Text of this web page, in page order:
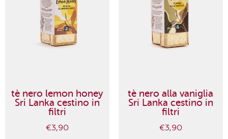
tè nero lemon honey
Sri Lanka cestino in
filtri
€3,90
tè nero alla vaniglia
Sri Lanka cestino in
filtri
€3,90